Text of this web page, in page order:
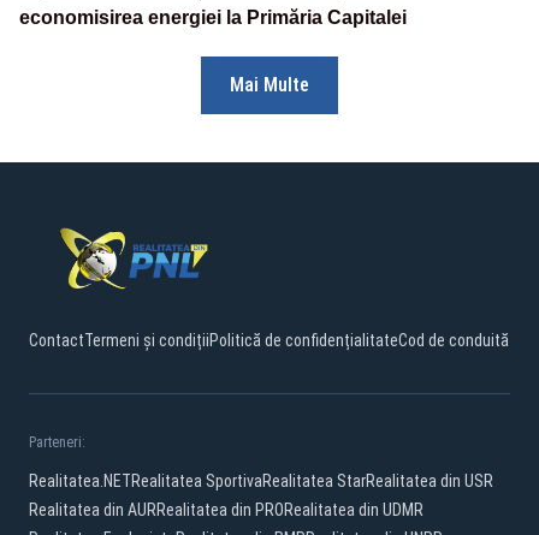
economisirea energiei la Primăria Capitalei
Mai Multe
ContactTermeni și condițiiPolitică de confidențialitateCod de conduită
Parteneri:
Realitatea.NETRealitatea SportivaRealitatea StarRealitatea din USR
Realitatea din AURRealitatea din PRORealitatea din UDMR